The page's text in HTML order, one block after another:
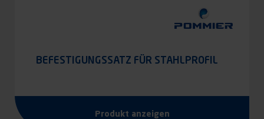
BEFESTIGUNGSSATZ FÜR STAHLPROFIL
Produkt anzeigen